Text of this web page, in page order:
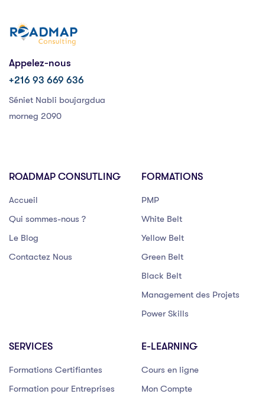
Appelez-nous
+216 93 669 636
Séniet Nabli boujargdua
morneg 2090
ROADMAP CONSUTLING
Accueil
Qui sommes-nous ?
Le Blog
Contactez Nous
FORMATIONS
PMP
White Belt
Yellow Belt
Green Belt
Black Belt
Management des Projets
Power Skills
SERVICES
Formations Certifiantes
Formation pour Entreprises
E-LEARNING
Cours en ligne
Mon Compte